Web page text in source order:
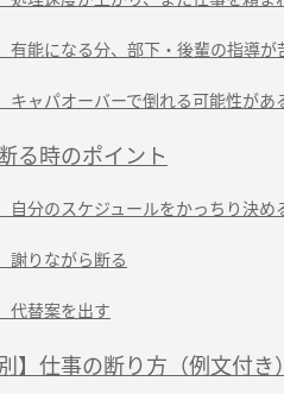
有能になる分、部下・後輩の指導が
キャパオーバーで倒れる可能性があ
る時のポイント
自分のスケジュールをかっちり決め
謝りながら断る
代替案を出す
】仕事の断り方（例文付き）